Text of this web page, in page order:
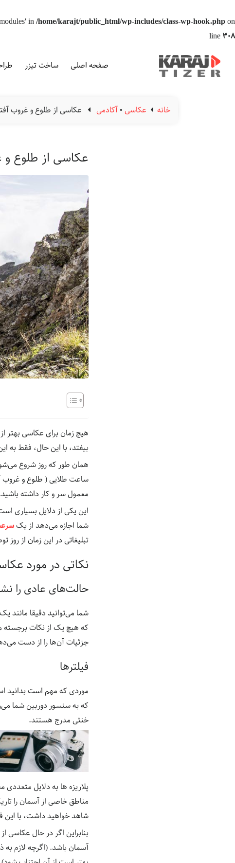
in/home/karajt/public_html/wp-includes/class-wp-hook.phpon
line308
صفحه اصلی ساخت تیزر
خانه عکاسی•آکادمی عکاسی از طلوع و غروب
عکاسی از طلوع و
هیچ زمان برای عکاسی بهتر
بیفتد، با این حال، فقط به
همان طور که روز شروع
ساعت طلایی ( طلوع و غروب
معمول سر و کار داشته
این یکی از دلایل بسیاری
شما اجازه می‌دهد از یک
تبلیغاتی در این زمان از
نکاتی در مورد
حالت‌های عادی را
شما می‌توانید دقیقا
که هیچ یک از نکات برجسته
جزئیات آن‌ها را از دست
فیلترها
موردی که مهم است بدانید
که به سنسور دوربین شما
خنثی مدرج هستند.
پلاریزه ها به دلایل
شاهد خواهید داشت، با این
آسمان باشد. (اگرچه لازم به